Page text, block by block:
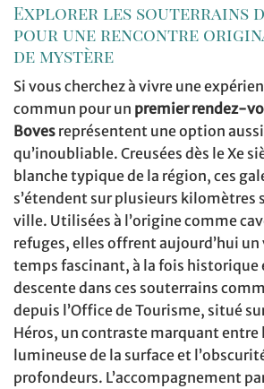
Explorer les souterrains
pour une rencontre
de mystère
Si vous cherchez à vivre une
commun pour un premier rendez-
Boves représentent une option
qu’inoubliable. Creusées dès le Xe
blanche typique de la région, ces
s’étendent sur plusieurs kilomètres
ville. Utilisées à l’origine comme
refuges, elles offrent aujourd’hui un
temps fascinant, à la fois historique
descente dans ces souterrains
depuis l’Office de Tourisme, situé
Héros, un contraste marquant entre
lumineuse de la surface et
profondeurs. L’accompagnement